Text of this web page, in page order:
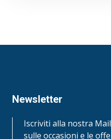
230 234Grado di
147 149 150Punto di
97 ‹-54 -50 -45 -39 -
ºC, ASTM D 92 230
@15 ºC ASTM D
Newsletter
Iscriviti alla nostra
sulle occasioni e le